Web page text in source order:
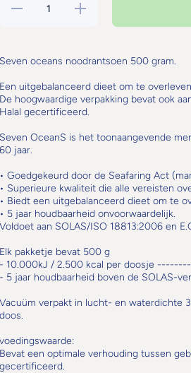
Hoeveelheid
500 gram /
Verhoog de
hoeveelheid
voor Seven
500 gram /
Seven oceans noodrantsoen 500 gram.
Een uitgebalanceerd dieet om te
De hoogwaardige verpakking bevat ook
Halal gecertificeerd.
Seven OceanS is het toonaangevende
60 jaar.
• Goedgekeurd door de Seafaring Act
• Superieure kwaliteit die alle vereisten
• Biedt een uitgebalanceerd dieet om te
• 5 jaar houdbaarheid onvoorwaardelijk.
Voldoet aan SOLAS/ISO 18813:2006 en
Elk pakketje bevat 500 g
- 10.000kJ / 2.500 kcal per doosje
- 5 jaar houdbaarheid boven de SOLAS-
Vacuüm verpakt in lucht- en waterdichte
doos.
voedingswaarde:
Bevat een optimale verhouding tussen
gecertificeerd.